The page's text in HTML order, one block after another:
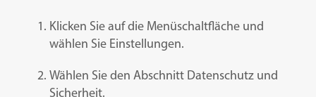
Klicken Sie auf die Menüschaltfläche und
wählen Sie Einstellungen.
Wählen Sie den Abschnitt Datenschutz und
Sicherheit.